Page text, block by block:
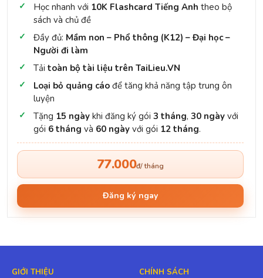
Học nhanh với 10K Flashcard Tiếng Anh theo bộ
sách và chủ đề
Đầy đủ: Mầm non – Phổ thông (K12) – Đại học –
Người đi làm
Tải toàn bộ tài liệu trên TaiLieu.VN
Loại bỏ quảng cáo để tăng khả năng tập trung ôn
luyện
Tặng 15 ngày khi đăng ký gói 3 tháng, 30 ngày với
gói 6 tháng và 60 ngày với gói 12 tháng.
77.000đ/ tháng
Đăng ký ngay
GIỚI THIỆU CHÍNH SÁCH